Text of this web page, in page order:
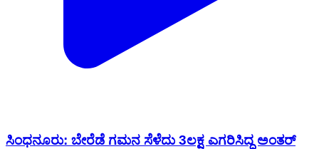
ಸಿಂಧನೂರು: ಬೇರೆಡೆ ಗಮನ ಸೆಳೆದು 3ಲಕ್ಷ ಎಗರಿಸಿದ್ದ ಅಂತರ್